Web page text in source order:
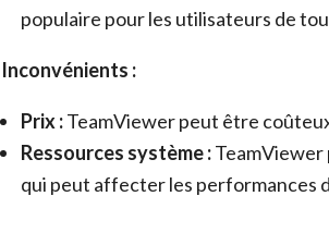
populaire pour les utilisateurs de
Inconvénients :
Prix :TeamViewer peut être
Ressources système :TeamViewer
qui peut affecter les performances